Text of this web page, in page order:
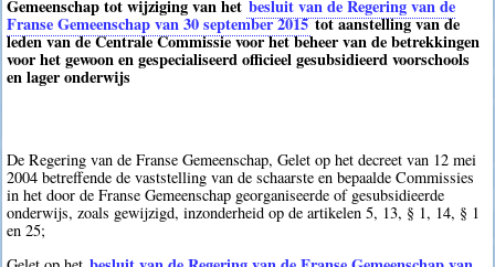
Gemeenschap tot wijziging van het besluit van de Regering van de
Franse Gemeenschap van 30 september 2015tot aanstelling van de
leden van de Centrale Commissie voor het beheer van de betrekkingen
voor het gewoon en gespecialiseerd officieel gesubsidieerd voorschools
en lager onderwijs
De Regering van de Franse Gemeenschap, Gelet op het decreet van 12 mei
2004 betreffende de vaststelling van de schaarste en bepaalde Commissies
in het door de Franse Gemeenschap georganiseerde of gesubsidieerde
onderwijs, zoals gewijzigd, inzonderheid op de artikelen 5, 13, § 1, 14, § 1
en 25;